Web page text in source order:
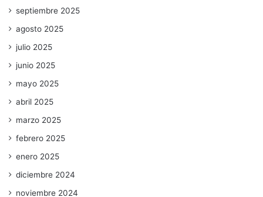
septiembre 2025
agosto 2025
julio 2025
junio 2025
mayo 2025
abril 2025
marzo 2025
febrero 2025
enero 2025
diciembre 2024
noviembre 2024